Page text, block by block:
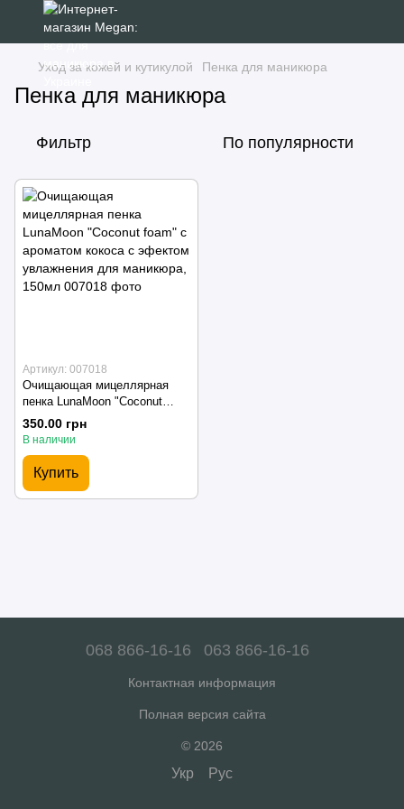
Уход за кожей и кутикулой Пенка для маникюра
Пенка для маникюра
Фильтр По популярности
Артикул: 007018
Очищающая мицеллярная
пенка LunaMoon "Coconut
foam" с ароматом кокоса с
эфектом увлажнения для
350.00 грн
В наличии
Купить
068 866-16-16 063 866-16-16
Контактная информация
Полная версия сайта
© 2026
Укр Рус